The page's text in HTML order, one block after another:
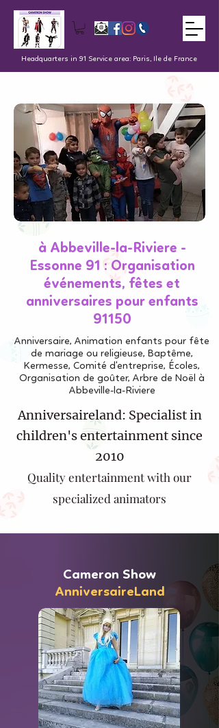
Headquarters in 91 Service area: Paris, Ile de France
à Abbeville-la-Riviere -
Essonne 91 : Organisation
événements, fêtes et
anniversaires pour enfants
91150
Anniversaire, Animation enfants pour fête
de mariage ou religieuse, Baptême,
Kermesse, Comité d'entreprise, Écoles,
Organisation de goûter, Arbre de Noël à
Abbeville-la-Riviere
Anniversaireland: Specialist in
children's entertainment since
2010
Quality entertainment with our
specialized animators
Cameron Show
AnniversaireLand